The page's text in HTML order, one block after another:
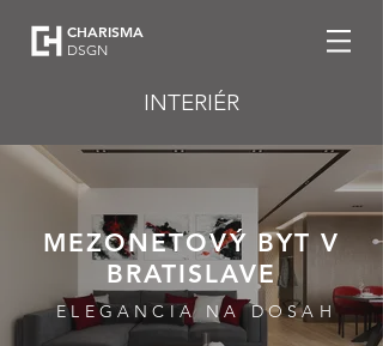
CHARISMA
DSGN
INTERIÉR
MEZONETOVÝ BYT V
BRATISLAVE
ELEGANCIA NA DOSAH